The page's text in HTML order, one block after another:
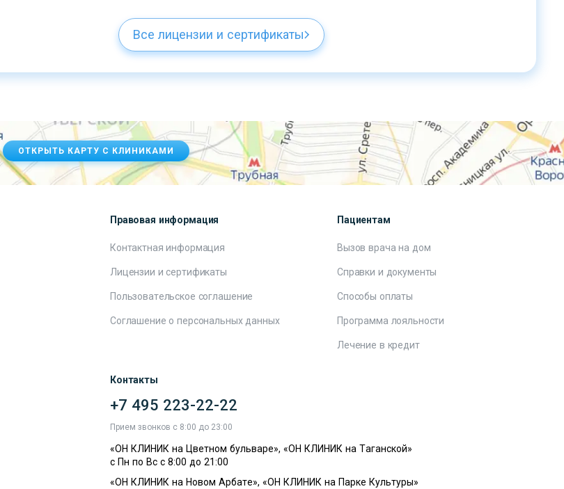
Все лицензии и сертификаты
ОТКРЫТЬ КАРТУ С КЛИНИКАМИ
Правовая информация
Контактная информация
Лицензии и сертификаты
Пользовательское соглашение
Соглашение о персональных данных
Пациентам
Вызов врача на дом
Справки и документы
Способы оплаты
Программа лояльности
Лечение в кредит
Контакты
+7 495 223-22-22
Прием звонков с 8:00 до 23:00
«ОН КЛИНИК на Цветном бульваре», «ОН КЛИНИК на Таганской»
с Пн по Вс с 8:00 до 21:00
«ОН КЛИНИК на Новом Арбате», «ОН КЛИНИК на Парке Культуры»